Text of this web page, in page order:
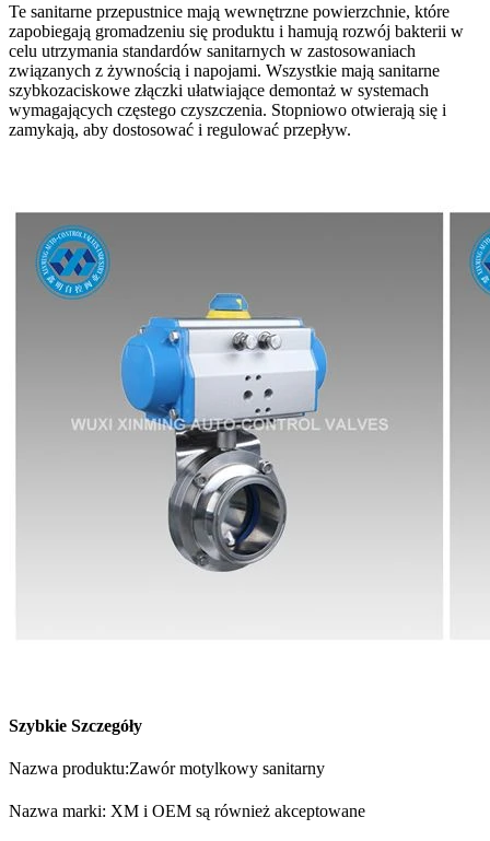
Te sanitarne przepustnice mają wewnętrzne powierzchnie, które
zapobiegają gromadzeniu się produktu i hamują rozwój bakterii w
celu utrzymania standardów sanitarnych w zastosowaniach
związanych z żywnością i napojami. Wszystkie mają sanitarne
szybkozaciskowe złączki ułatwiające demontaż w systemach
wymagających częstego czyszczenia. Stopniowo otwierają się i
zamykają, aby dostosować i regulować przepływ.
Szybkie Szczegóły
Nazwa produktu:Zawór motylkowy sanitarny
Nazwa marki: XM i OEM są również akceptowane